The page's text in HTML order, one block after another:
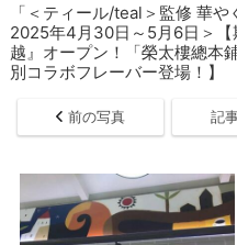
「＜ティール/teal＞監修 華
2025年4月30日～5月6日＞【
越』オープン！「榮太樓總本
別コラボフレーバー登場！】
前の写真 記